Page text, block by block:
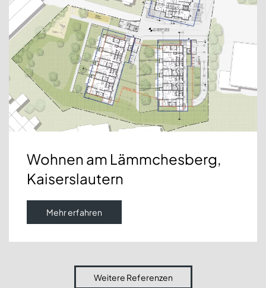
Wohnen am Lämmchesberg,
Kaiserslautern
Mehr erfahren
Weitere Referenzen